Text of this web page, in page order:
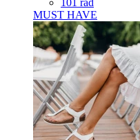
101 rád
MUST HAVE